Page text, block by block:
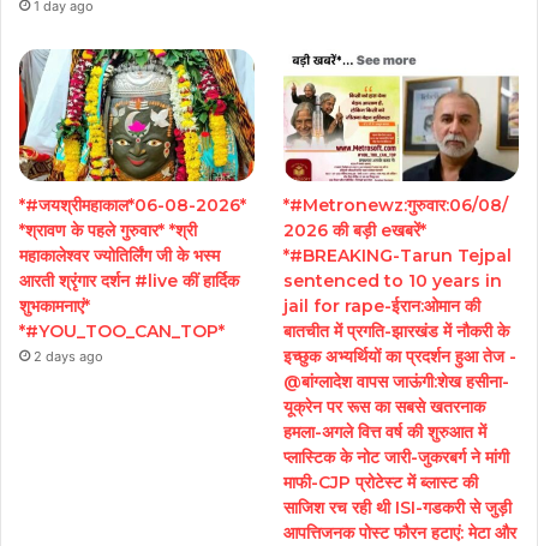
1 day ago
*#जयश्रीमहाकाल*06-08-2026*
*श्रावण के पहले गुरुवार* *श्री
महाकालेश्वर ज्योतिर्लिंग जी के भस्म
आरती श्रृंगार दर्शन #live कीं हार्दिक
शुभकामनाएं*
*#YOU_TOO_CAN_TOP*
2 days ago
*#Metronewz:गुरुवार:06/08/
2026 की बड़ी eखबरें*
*#BREAKING-Tarun Tejpal
sentenced to 10 years in
jail for rape-ईरान:ओमान की
बातचीत में प्रगति-झारखंड में नौकरी के
इच्छुक अभ्यर्थियों का प्रदर्शन हुआ तेज -
@बांग्लादेश वापस जाऊंगी:शेख हसीना-
यूक्रेन पर रूस का सबसे खतरनाक
हमला-अगले वित्त वर्ष की शुरुआत में
प्लास्टिक के नोट जारी-जुकरबर्ग ने मांगी
माफी-CJP प्रोटेस्ट में ब्लास्ट की
साजिश रच रही थी ISI-गडकरी से जुड़ी
आपत्तिजनक पोस्ट फौरन हटाएं: मेटा और